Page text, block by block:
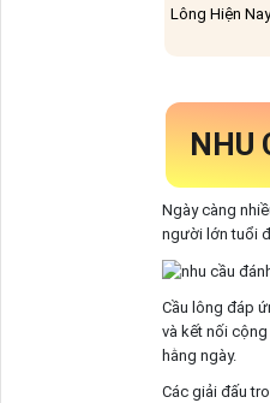
Lông Hiện Nay
NHU
Ngày càng
người lớn tuổi
Cầu lông đáp
và kết nối
hằng ngày.
Các giải đấu